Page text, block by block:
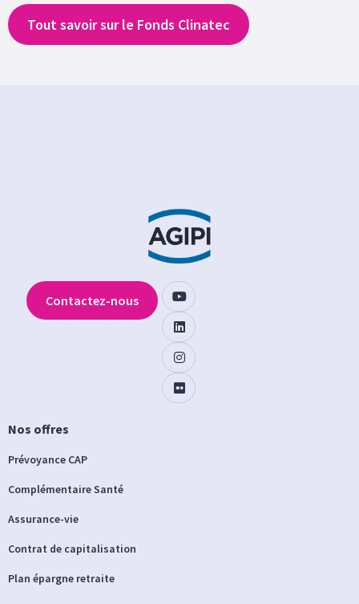
Tout savoir sur le Fonds Clinatec
Nos offres
Prévoyance CAP
Complémentaire Santé
Assurance-vie
Contrat de capitalisation
Plan épargne retraite
Contactez-nous